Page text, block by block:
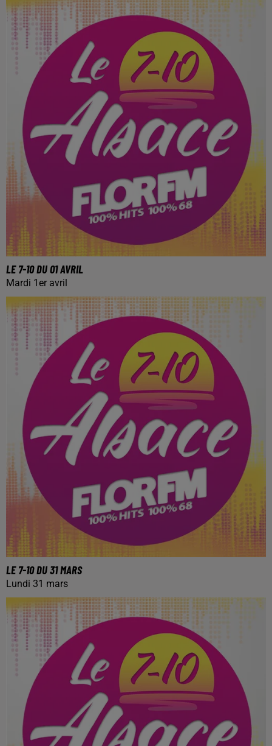
LE 7-10 DU 01 AVRIL
Mardi 1er avril
LE 7-10 DU 31 MARS
Lundi 31 mars